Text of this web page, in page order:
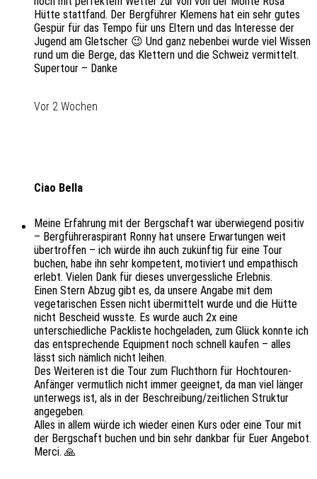
Hütte stattfand. Der Bergführer Klemens hat ein sehr gutes
Gespür für das Tempo für uns Eltern und das Interesse der
Jugend am Gletscher 😉 Und ganz nebenbei wurde viel Wissen
rund um die Berge, das Klettern und die Schweiz vermittelt.
Supertour – Danke
Vor 2 Wochen
Ciao Bella
Meine Erfahrung mit der Bergschaft war überwiegend positiv
– Bergführeraspirant Ronny hat unsere Erwartungen weit
übertroffen – ich würde ihn auch zukünftig für eine Tour
buchen, habe ihn sehr kompetent, motiviert und empathisch
erlebt. Vielen Dank für dieses unvergessliche Erlebnis.
Einen Stern Abzug gibt es, da unsere Angabe mit dem
vegetarischen Essen nicht übermittelt wurde und die Hütte
nicht Bescheid wusste. Es wurde auch 2x eine
unterschiedliche Packliste hochgeladen, zum Glück konnte ich
das entsprechende Equipment noch schnell kaufen – alles
lässt sich nämlich nicht leihen.
Des Weiteren ist die Tour zum Fluchthorn für Hochtouren-
Anfänger vermutlich nicht immer geeignet, da man viel länger
unterwegs ist, als in der Beschreibung/zeitlichen Struktur
angegeben.
Alles in allem würde ich wieder einen Kurs oder eine Tour mit
der Bergschaft buchen und bin sehr dankbar für Euer Angebot.
Merci. 🙏